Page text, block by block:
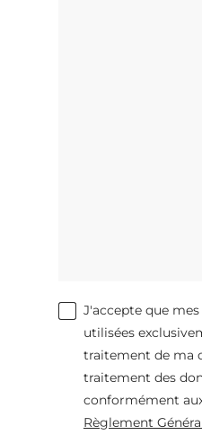
J'accepte que
utilisées
traitement de ma
traitement des
conformément
Règlement